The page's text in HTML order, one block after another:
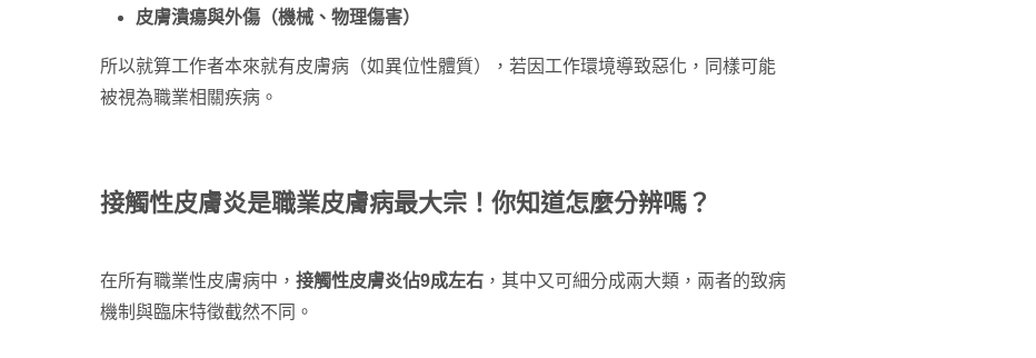
皮膚潰瘍與外傷（機械、物理傷害）
所以就算工作者本來就有皮膚病（如異位性體質），若因工作環境導致惡化，同樣可能
被視為職業相關疾病。
接觸性皮膚炎是職業皮膚病最大宗！你知道怎麼分辨嗎？
在所有職業性皮膚病中， 接觸性皮膚炎佔9成左右 ，其中又可細分成兩大類，兩者的致病
機制與臨床特徵截然不同。